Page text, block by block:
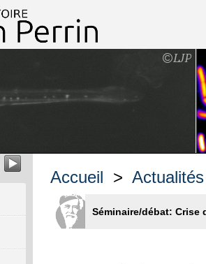
Accueil > Actualités
Séminaire/débat: Crise